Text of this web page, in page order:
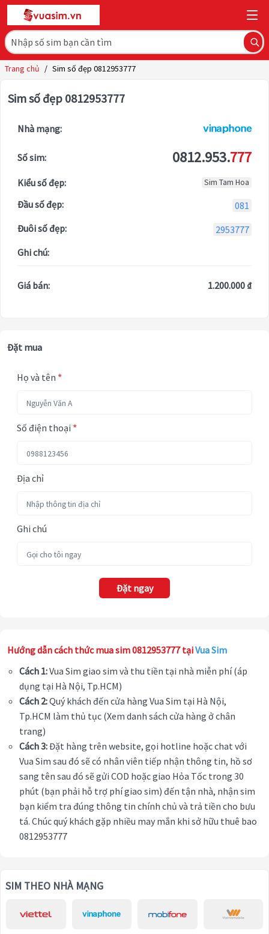
Trang chủ / Sim số đẹp 0812953777
Sim số đẹp 0812953777
Nhà mạng:
Số sim: 0812.953.777
Kiểu số đẹp: Sim Tam Hoa
Đầu số đẹp:
081
Đuôi số đẹp:
2953777
Ghi chú:
Giá bán: 1.200.000 ₫
Đặt mua
Họ và tên *
Số điện thoại *
Địa chỉ
Ghi chú
Đặt ngay
Hướng dẫn cách thức mua sim 0812953777 tạiVua Sim
Cách 1:Vua Sim giao sim và thu tiền tại nhà miễn phí (áp
dụng tại Hà Nội, Tp.HCM)
Cách 2:Quý khách đến cửa hàng Vua Sim tại Hà Nội,
Tp.HCM làm thủ tục (Xem danh sách cửa hàng ở chân
trang)
Cách 3:Đặt hàng trên website, gọi hotline hoặc chat với
Vua Sim sau đó sẽ có nhân viên tiếp nhận thông tin, hồ sơ
sang tên sau đó sẽ gửi COD hoặc giao Hỏa Tốc trong 30
phút (bạn phải hỗ trợ phí giao sim) đến tận nhà, nhận sim
bạn kiểm tra đúng thông tin chính chủ và trả tiền cho bưu
tá. Chúc quý khách gặp nhiều may mắn khi sở hữu thuê bao
0812953777
SIM THEO NHÀ MẠNG